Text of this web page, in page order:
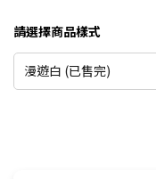
6期
12期
平面螢幕（1~120Hz
◎ Qualcomm
平台
◎ 前置 1,200 萬畫素
請選擇商品樣式
漫遊白 (已售完)